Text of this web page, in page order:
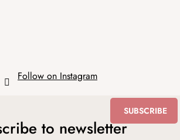
Follow on Instagram
to newsletter
SUBSCRIBE